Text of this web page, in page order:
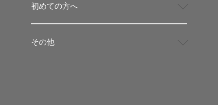
初めての方へ
その他